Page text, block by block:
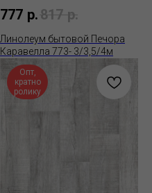
777 р.817 р.
Линолеум бытовой Печора
Каравелла 773- 3/3,5/4м
Опт,
кратно
ролику